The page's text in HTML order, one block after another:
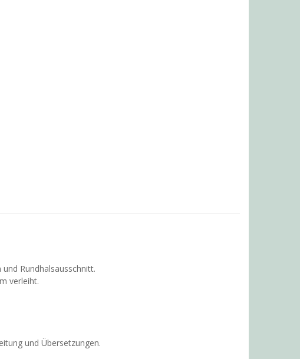
Rundhalsausschnitt.
verleiht.
und Übersetzungen.